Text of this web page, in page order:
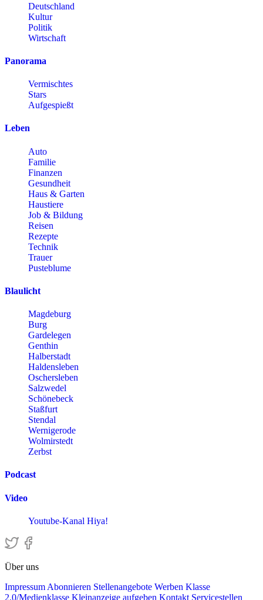
Deutschland
Kultur
Politik
Wirtschaft
Panorama
Vermischtes
Stars
Aufgespießt
Leben
Auto
Familie
Finanzen
Gesundheit
Haus & Garten
Haustiere
Job & Bildung
Reisen
Rezepte
Technik
Trauer
Pusteblume
Blaulicht
Magdeburg
Burg
Gardelegen
Genthin
Halberstadt
Haldensleben
Oschersleben
Salzwedel
Schönebeck
Staßfurt
Stendal
Wernigerode
Wolmirstedt
Zerbst
Podcast
Video
Youtube-Kanal Hiya!
Über uns
Impressum Abonnieren Stellenangebote Werben Klasse
2.0/Medienklasse Kleinanzeige aufgeben Kontakt Servicestellen